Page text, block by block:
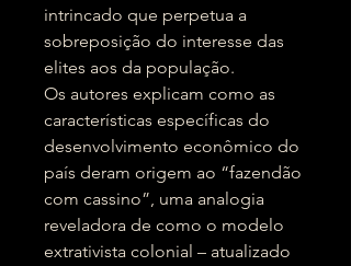
intrincado que perpetua a
sobreposição do interesse das
elites aos da população.
Os autores explicam como as
características específicas do
desenvolvimento econômico do
país deram origem ao “fazendão
com cassino”, uma analogia
reveladora de como o modelo
extrativista colonial – atualizado